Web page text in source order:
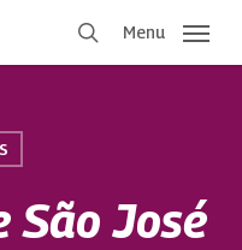
Menu
São José